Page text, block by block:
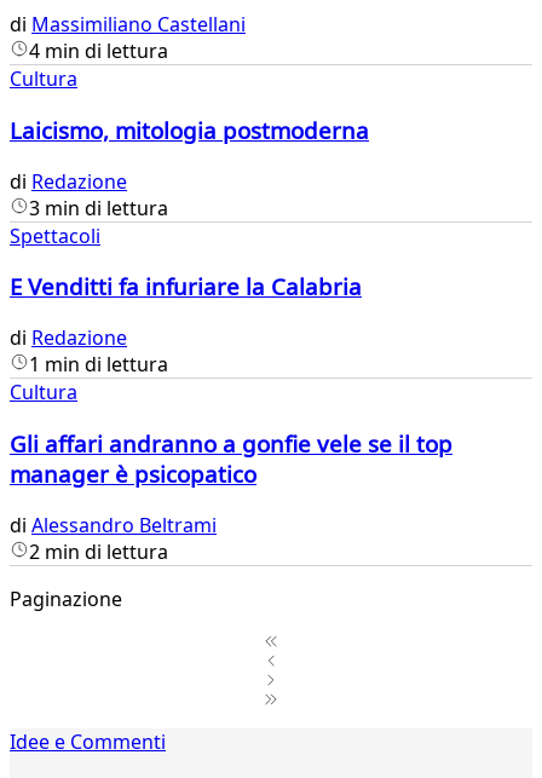
di Massimiliano Castellani
4 min di lettura
Cultura
Laicismo, mitologia postmoderna
di Redazione
3 min di lettura
Spettacoli
E Venditti fa infuriare la Calabria
di Redazione
1 min di lettura
Cultura
Gli affari andranno a gonfie vele se il top
manager è psicopatico
di Alessandro Beltrami
2 min di lettura
Paginazione
2Idee e Commenti